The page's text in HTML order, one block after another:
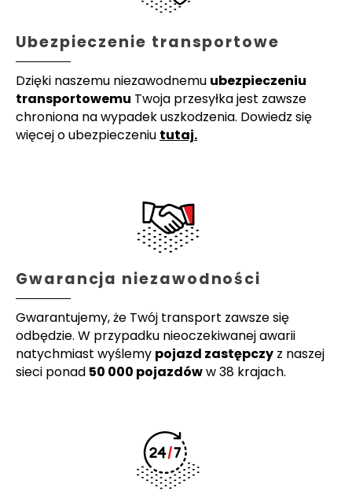
Ubezpieczenie transportowe
Dzięki naszemu niezawodnemu ubezpieczeniu
transportowemu Twoja przesyłka jest zawsze
chroniona na wypadek uszkodzenia. Dowiedz się
więcej o ubezpieczeniu tutaj.
Gwarancja niezawodności
Gwarantujemy, że Twój transport zawsze się
odbędzie. W przypadku nieoczekiwanej awarii
natychmiast wyślemy pojazd zastępczy z naszej
sieci ponad 50 000 pojazdóww 38 krajach.